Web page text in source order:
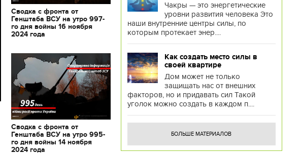
Сводка с фронта от
Генштаба ВСУ на утро 997-
го дня войны 16 ноября
2024 года
Сводка с фронта от
Генштаба ВСУ на утро 995-
го дня войны 14 ноября
2024 года
Чакры — это энергетические
уровни развития человека Это
наши внутренние центры силы, по
которым протекает энер....
Как создать место силы в
своей квартире
Дом может не только
защищать нас от внешних
факторов, но и придавать сил Такой
уголок можно создать в каждом п....
БОЛЬШЕ МАТЕРИАЛОВ